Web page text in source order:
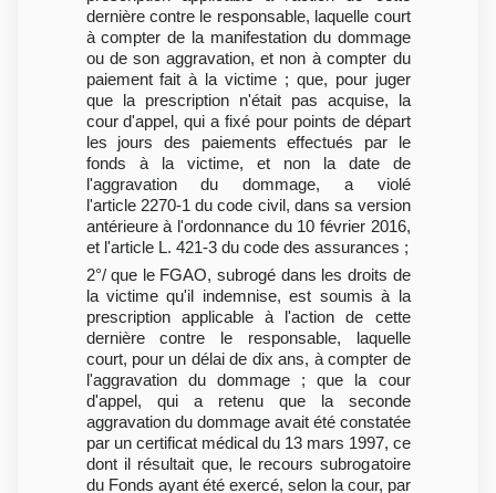
dernière contre le responsable, laquelle court
à compter de la manifestation du dommage
ou de son aggravation, et non à compter du
paiement fait à la victime ; que, pour juger
que la prescription n'était pas acquise, la
cour d'appel, qui a fixé pour points de départ
les jours des paiements effectués par le
fonds à la victime, et non la date de
l'aggravation du dommage, a violé
l'article 2270-1 du code civil, dans sa version
antérieure à l'ordonnance du 10 février 2016,
et l'article L. 421-3 du code des assurances ;
2°/ que le FGAO, subrogé dans les droits de
la victime qu'il indemnise, est soumis à la
prescription applicable à l'action de cette
dernière contre le responsable, laquelle
court, pour un délai de dix ans, à compter de
l'aggravation du dommage ; que la cour
d'appel, qui a retenu que la seconde
aggravation du dommage avait été constatée
par un certificat médical du 13 mars 1997, ce
dont il résultait que, le recours subrogatoire
du Fonds ayant été exercé, selon la cour, par